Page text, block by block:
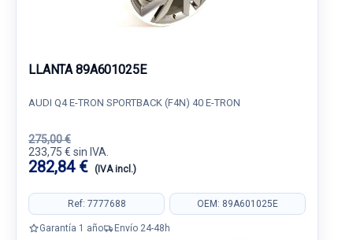
LLANTA 89A601025E
AUDI Q4 E-TRON SPORTBACK (F4N) 40 E-TRON
275,00 €
233,75 € sin IVA.
282,84 € (IVA incl.)
Ref: 7777688 OEM: 89A601025E
Garantía 1 año Envío 24-48h